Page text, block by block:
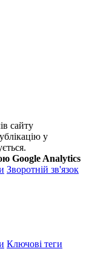
сайту
у
Google Analytics
Зворотній зв'язок
Ключові теги